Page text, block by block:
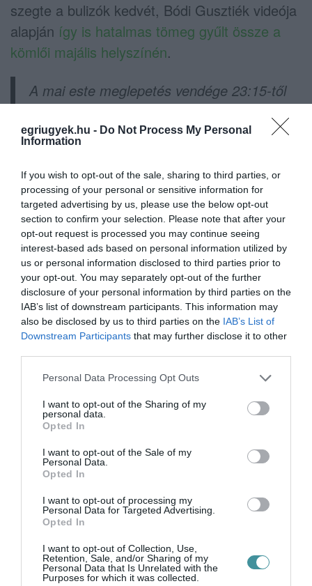
egriugyek.hu - Do Not Process My Personal
Information
If you wish to opt-out of the sale, sharing to third parties, or
processing of your personal or sensitive information for
targeted advertising by us, please use the below opt-out
section to confirm your selection. Please note that after your
opt-out request is processed you may continue seeing
interest-based ads based on personal information utilized by
us or personal information disclosed to third parties prior to
your opt-out. You may separately opt-out of the further
disclosure of your personal information by third parties on the
IAB’s list of downstream participants. This information may
also be disclosed by us to third parties on the IAB’s List of
Downstream Participants that may further disclose it to other
Please note that this website/app uses one or more Google
not limited to your visit or usage behaviour. You may click to
grant or deny consent to Google and its third-party tags to
use your data for below specified purposes in below Google
consent section.
Personal Data Processing Opt Outs
I want to opt-out of the Sharing of my
personal data.
Opted In
I want to opt-out of the Sale of my
Personal Data.
Opted In
I want to opt-out of processing my
Personal Data for Targeted Advertising.
Opted In
I want to opt-out of Collection, Use,
Retention, Sale, and/or Sharing of my
Personal Data that Is Unrelated with the
Purposes for which it was collected.
szegte a bulizók kedvét, Bódi Gusztiék videója
alapján így is hatalmas tömeg gyűlt össze a
kömlői majális helyszínén.
A mai este meglepetés vendége 23:15-től
ROCCO😎😎😎💪 Várunk mindenkit
szeretettel. Gyertek és bulizzunk együtt 🥰
Polgármesterének Hivatalos Oldala–2022.
május 7., szombat
Az esetről egy helyi lakos számolt be a
Ripostnak, a történet azóta terjed a különböző
portálokon. Köszönjük, bulvársajtó, köszönjük,
Varga Irén!
(Indexkép:Varga Irén hivatalos/ Facebook)
Ne maradjon le a legfrissebb hírekről, kövessen
bennünket az EGRI ÜGYEK Google Hírek oldalán!
VISSZA A FŐOLDALRA